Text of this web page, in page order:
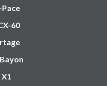
Pace
60